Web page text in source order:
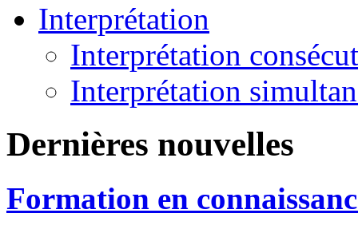
Interprétation
Interprétation
Interprétation
Dernières nouvelles
Formation en